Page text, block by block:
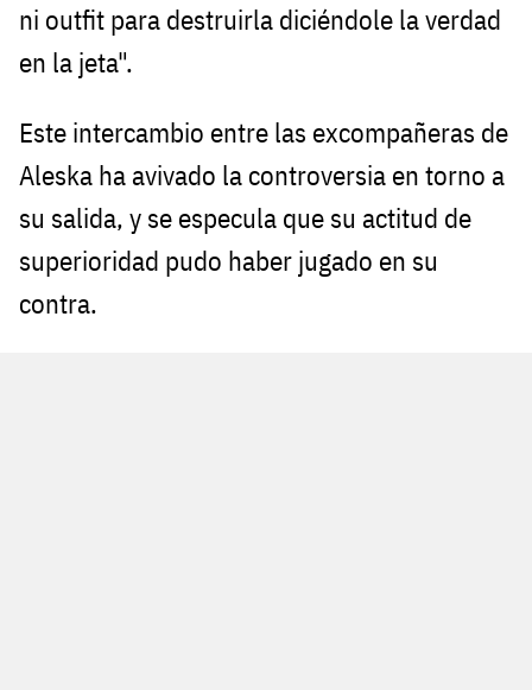
ni outfit para destruirla diciéndole la verdad
en la jeta".
Este intercambio entre las excompañeras de
Aleska ha avivado la controversia en torno a
su salida, y se especula que su actitud de
superioridad pudo haber jugado en su
contra.